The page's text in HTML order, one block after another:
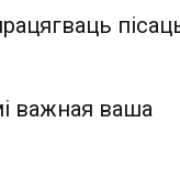
важная ваша